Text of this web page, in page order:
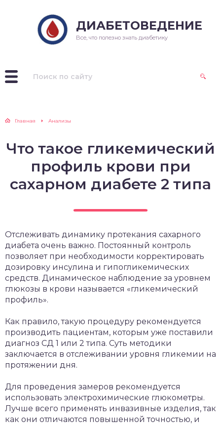
ДИАБЕТОВЕДЕНИЕ
Все, что полезно знать диабетику
Главная Анализы
Что такое гликемический
профиль крови при
сахарном диабете 2 типа
Отслеживать динамику протекания сахарного
диабета очень важно. Постоянный контроль
позволяет при необходимости корректировать
дозировку инсулина и гипогликемических
средств. Динамическое наблюдение за уровнем
глюкозы в крови называется «гликемический
профиль».
Как правило, такую процедуру рекомендуется
производить пациентам, которым уже поставили
диагноз СД 1 или 2 типа. Суть методики
заключается в отслеживании уровня гликемии на
протяжении дня.
Для проведения замеров рекомендуется
использовать электрохимические глюкометры.
Лучше всего применять инвазивные изделия, так
как они отличаются повышенной точностью, и